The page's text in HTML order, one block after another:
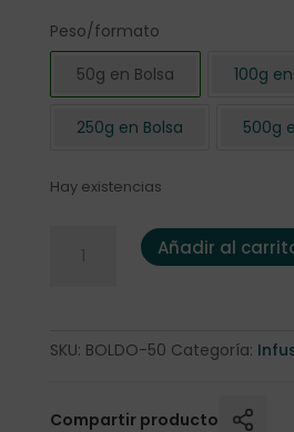
Peso/formato
50g en Bolsa
100g
250g en Bolsa 500g
Hay existencias
Boldo 50 grs. cantidad
Añadir al
SKU: BOLDO-50 Categoría:
Compartir producto